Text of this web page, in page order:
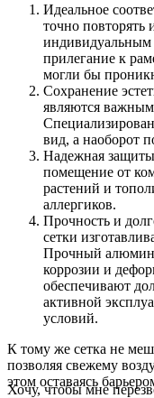
Идеальное
точно повторять
индивидуальным
прилегание к
могли бы
Сохранение
являются важным
вид, а наоборот
Надежная
помещение от
растений и
аллергиков.
Прочность и
сетки
Прочный
коррозии и
обеспечивают
активной
условий.
К тому же сетка не
позволяя свежему
этом оставаясь
Хочу, чтобы мне